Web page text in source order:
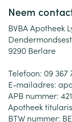
Neem
BVBA Apotheek
9290 Berlare
Telefoon: 09 367
E-mailadres:
APB nummer:
Apotheek
BTW nummer: